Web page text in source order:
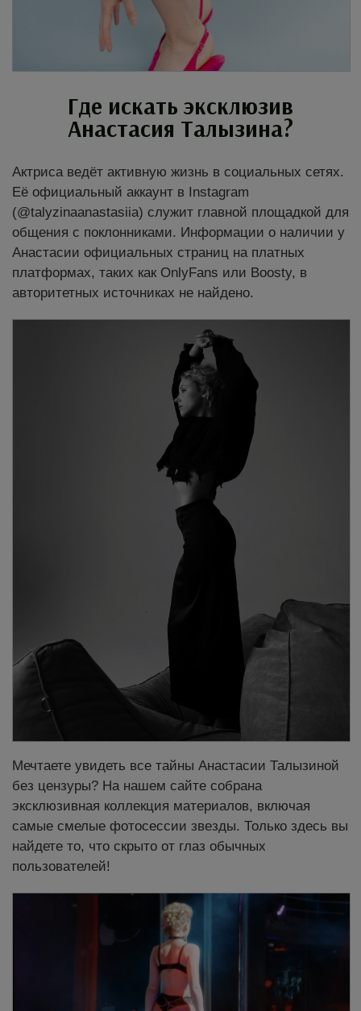
Где искать эксклюзив
Анастасия Талызина?
Актриса ведёт активную жизнь в социальных сетях.
Её официальный аккаунт в Instagram
(@talyzinaanastasiia) служит главной площадкой для
общения с поклонниками. Информации о наличии у
Анастасии официальных страниц на платных
платформах, таких как OnlyFans или Boosty, в
авторитетных источниках не найдено.
Мечтаете увидеть все тайны Анастасии Талызиной
без цензуры? На нашем сайте собрана
эксклюзивная коллекция материалов, включая
самые смелые фотосессии звезды. Только здесь вы
найдете то, что скрыто от глаз обычных
пользователей!